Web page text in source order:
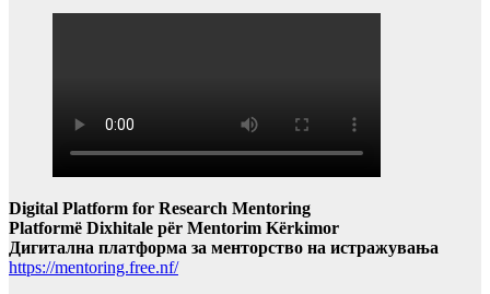
Digital Platform for Research Mentoring
Platformë Dixhitale për Mentorim Kërkimor
Дигитална платформа за менторство на истражувања
https://mentoring.free.nf/